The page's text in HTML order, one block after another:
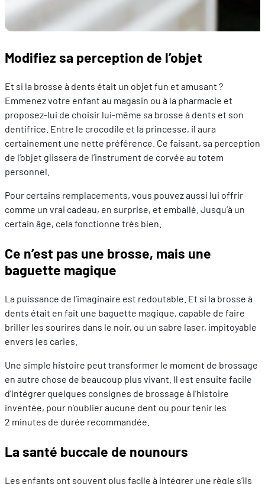
Modifiez sa perception de l’objet
Et si la brosse à dents était un objet fun et amusant ?
Emmenez votre enfant au magasin ou à la pharmacie et
proposez-lui de choisir lui-même sa brosse à dents et son
dentifrice. Entre le crocodile et la princesse, il aura
certainement une nette préférence. Ce faisant, sa perception
de l’objet glissera de l’instrument de corvée au totem
personnel.
Pour certains remplacements, vous pouvez aussi lui offrir
comme un vrai cadeau, en surprise, et emballé. Jusqu’à un
certain âge, cela fonctionne très bien.
Ce n’est pas une brosse, mais une
baguette magique
La puissance de l’imaginaire est redoutable. Et si la brosse à
dents était en fait une baguette magique, capable de faire
briller les sourires dans le noir, ou un sabre laser, impitoyable
envers les caries.
Une simple histoire peut transformer le moment de brossage
en autre chose de beaucoup plus vivant. Il est ensuite facile
d’intégrer quelques consignes de brossage à l’histoire
inventée, pour n’oublier aucune dent ou pour tenir les
2 minutes de durée recommandée.
La santé buccale de nounours
Les enfants ont souvent plus facile à intégrer une règle s’ils